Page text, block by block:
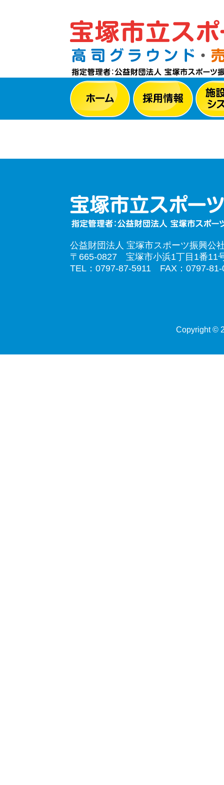
公益財団法人 宝塚市スポーツ振興公
〒665-0827 宝塚市小浜1丁目1番11
TEL：0797-87-5911 FAX：0797-81-
Copyright ©